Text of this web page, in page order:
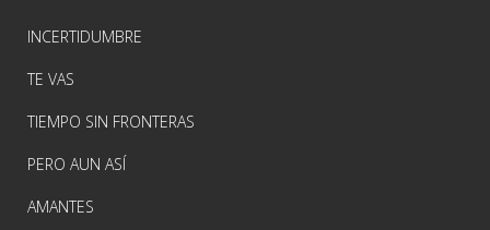
INCERTIDUMBRE
TE VAS
TIEMPO SIN FRONTERAS
PERO AUN ASÍ
AMANTES